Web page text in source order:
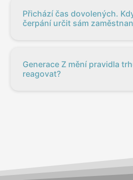
Přichází čas dovolených.
čerpání určit sám
Generace Z mění pravidla
reagovat?